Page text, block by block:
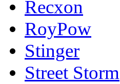
Recxon
RoyPow
Stinger
Street Storm